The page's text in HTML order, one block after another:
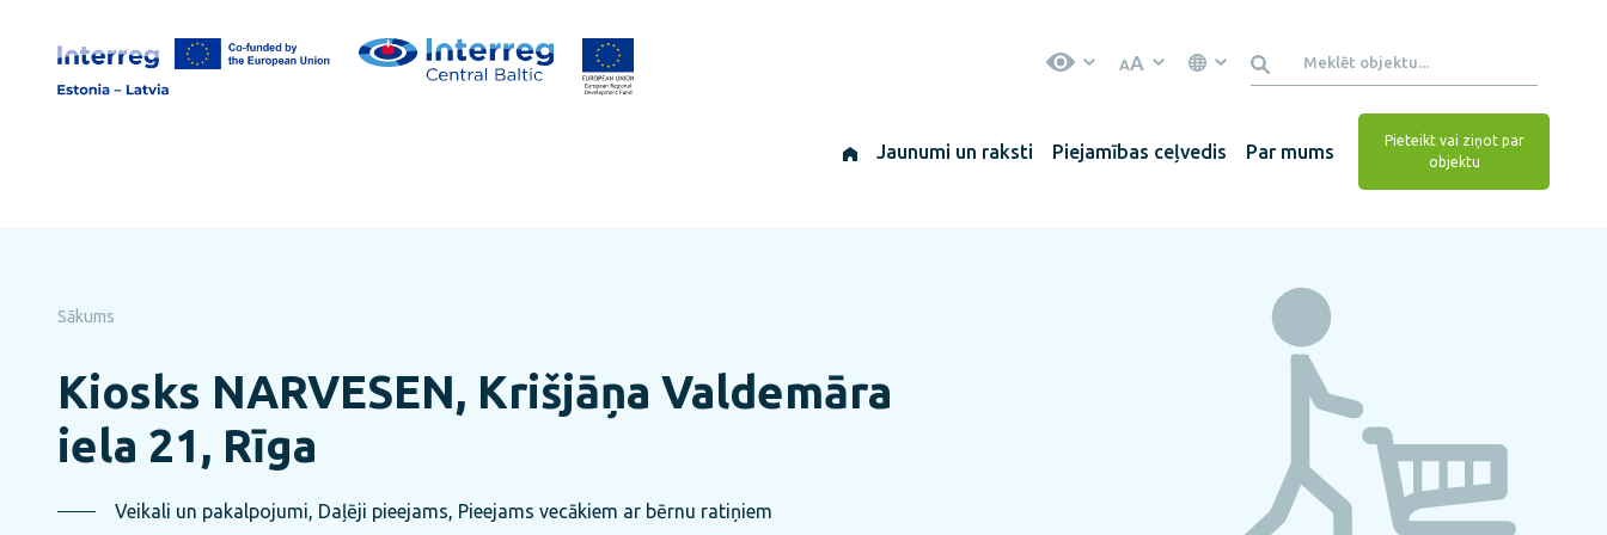
AA
Jaunumi un raksti Piejamības ceļvedis Par mums
Pieteikt vai ziņot par
objektu
Sākums
Kiosks NARVESEN, Krišjāņa Valdemāra
iela 21, Rīga
Veikali un pakalpojumi, Daļēji pieejams, Pieejams vecākiem ar bērnu ratiņiem